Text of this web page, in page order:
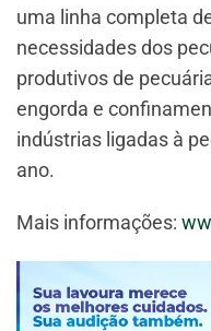
uma linha completa
necessidades dos
produtivos de
engorda e
indústrias ligadas à
ano.
Mais informações: